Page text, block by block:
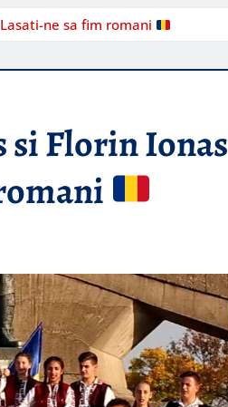
ne sa fim romani
si Florin Ionas